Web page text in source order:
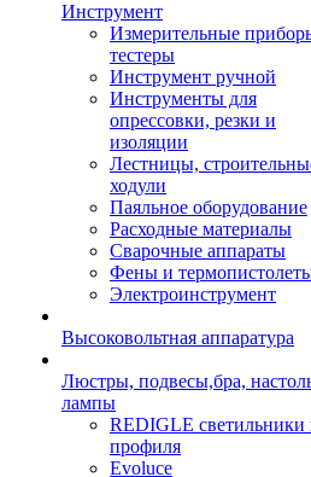
Инструмент
Измерительные
тестеры
Инструмент ручной
Инструменты для
опрессовки, резки и
изоляции
Лестницы,
ходули
Паяльное оборудование
Расходные материалы
Сварочные аппараты
Фены и
Электроинструмент
Высоковольтная аппаратура
Люстры, подвесы,бра,
лампы
REDIGLE светильники
профиля
Evoluce